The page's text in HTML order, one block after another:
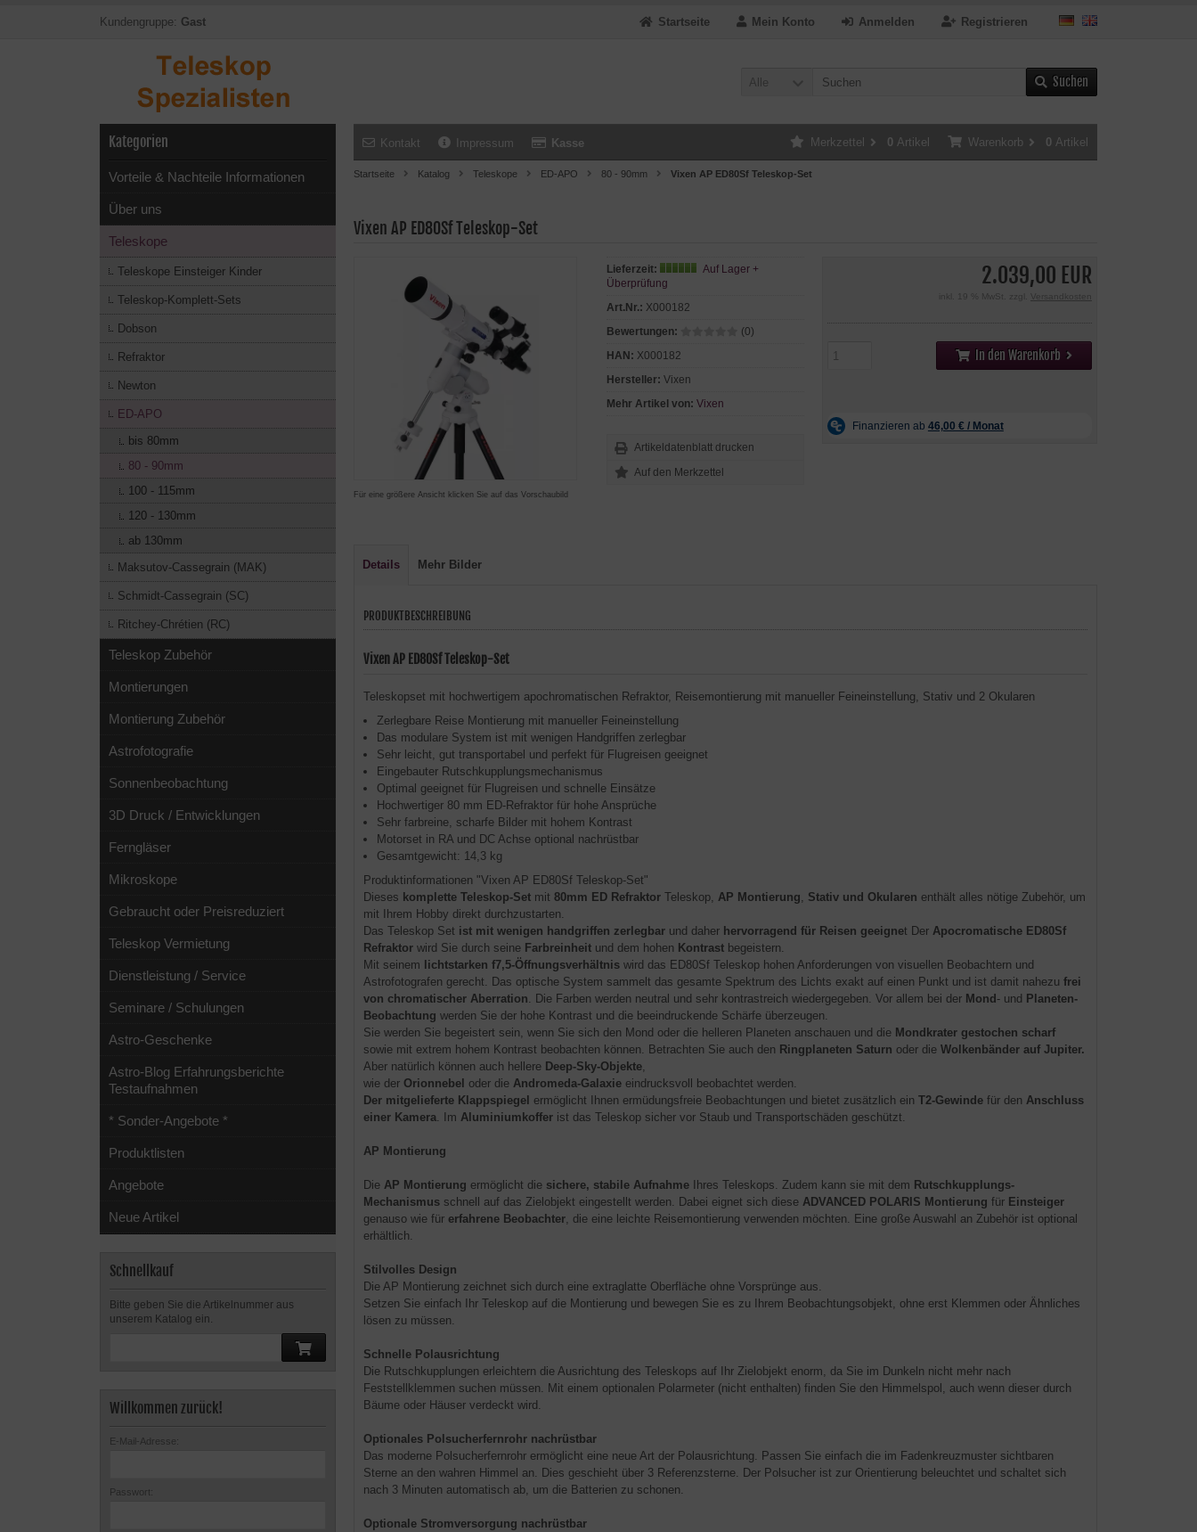
Kundengruppe: Gast Registrieren
Anmelden
Mein Konto
Startseite
Alle Suchen
Kontakt Impressum Kasse Warenkorb 0 Artikel
Merkzettel 0 Artikel
Startseite Katalog Teleskope ED-APO 80 - 90mm Vixen AP ED80Sf Teleskop-Set
Vixen AP ED80Sf Teleskop-Set
Für eine größere Ansicht klicken Sie auf das Vorschaubild
2.039,00 EUR
inkl. 19 % MwSt. zzgl. Versandkosten
In den Warenkorb
Lieferzeit:
Auf Lager +
Überprüfung
Art.Nr.: X000182
Bewertungen:
(0)
HAN: X000182
Hersteller: Vixen
Mehr Artikel von: Vixen
Artikeldatenblatt drucken
Details Mehr Bilder
PRODUKTBESCHREIBUNG
Vixen AP ED80Sf Teleskop-Set
Teleskopset mit hochwertigem apochromatischen Refraktor, Reisemontierung mit manueller Feineinstellung, Stativ und 2 Okularen
Zerlegbare Reise Montierung mit manueller Feineinstellung
Das modulare System ist mit wenigen Handgriffen zerlegbar
Sehr leicht, gut transportabel und perfekt für Flugreisen geeignet
Eingebauter Rutschkupplungsmechanismus
Optimal geeignet für Flugreisen und schnelle Einsätze
Hochwertiger 80 mm ED-Refraktor für hohe Ansprüche
Sehr farbreine, scharfe Bilder mit hohem Kontrast
Motorset in RA und DC Achse optional nachrüstbar
Gesamtgewicht: 14,3 kg
Produktinformationen "Vixen AP ED80Sf Teleskop-Set"
Dieses komplette Teleskop-Set mit 80mm ED Refraktor Teleskop, AP Montierung Stativ und Okularen enthält alles nötige Zubehör, um
mit Ihrem Hobby direkt durchzustarten.
Das Teleskop Set ist mit wenigen handgriffen zerlegbar und daher hervorragend für Reisen geeignet Der Apocromatische ED80Sf
Refraktor wird Sie durch seine Farbreinheit und dem hohen Kontrast begeistern.
Mit seinem lichtstarken f7,5-Öffnungsverhältnis wird das ED80Sf Teleskop hohen Anforderungen von visuellen Beobachtern und
Astrofotografen gerecht. Das optische System sammelt das gesamte Spektrum des Lichts exakt auf einen Punkt und ist damit nahezu frei
von chromatischer Aberration . Die Farben werden neutral und sehr kontrastreich wiedergegeben. Vor allem bei der Mond- und Planeten-
Beobachtung werden Sie der hohe Kontrast und die beeindruckende Schärfe überzeugen.
Sie werden Sie begeistert sein, wenn Sie sich den Mond oder die helleren Planeten anschauen und die Mondkrater gestochen scharf
sowie mit extrem hohem Kontrast beobachten können. Betrachten Sie auch den Ringplaneten Saturn oder die Wolkenbänder auf Jupiter.
Aber natürlich können auch hellere Deep-Sky-Objekte
wie der Orionnebel oder die Andromeda-Galaxie eindrucksvoll beobachtet werden.
Der mitgelieferte Klappspiegel ermöglicht Ihnen ermüdungsfreie Beobachtungen und bietet zusätzlich ein T2-Gewinde für den Anschluss
einer Kamera . Im Aluminiumkoffer ist das Teleskop sicher vor Staub und Transportschäden geschützt.
AP Montierung
Die AP Montierung ermöglicht die sichere, stabile Aufnahme Ihres Teleskops. Zudem kann sie mit dem Rutschkupplungs-
Mechanismus schnell auf das Zielobjekt eingestellt werden. Dabei eignet sich diese ADVANCED POLARIS Montierung für Einsteiger
genauso wie für erfahrene Beobachter , die eine leichte Reisemontierung verwenden möchten. Eine große Auswahl an Zubehör ist optional
erhältlich.
Stilvolles Design
Die AP Montierung zeichnet sich durch eine extraglatte Oberfläche ohne Vorsprünge aus.
Setzen Sie einfach Ihr Teleskop auf die Montierung und bewegen Sie es zu Ihrem Beobachtungsobjekt, ohne erst Klemmen oder Ähnliches
lösen zu müssen.
Schnelle Polausrichtung
Die Rutschkupplungen erleichtern die Ausrichtung des Teleskops auf Ihr Zielobjekt enorm, da Sie im Dunkeln nicht mehr nach
Feststellklemmen suchen müssen. Mit einem optionalen Polarmeter (nicht enthalten) finden Sie den Himmelspol, auch wenn dieser durch
Bäume oder Häuser verdeckt wird.
Optionales Polsucherfernrohr nachrüstbar
Das moderne Polsucherfernrohr ermöglicht eine neue Art der Polausrichtung. Passen Sie einfach die im Fadenkreuzmuster sichtbaren
Sterne an den wahren Himmel an. Dies geschieht über 3 Referenzsterne. Der Polsucher ist zur Orientierung beleuchtet und schaltet sich
nach 3 Minuten automatisch ab, um die Batterien zu schonen.
Optionale Stromversorgung nachrüstbar
Kategorien
Vorteile & Nachteile Informationen
Über uns
Teleskope
Teleskope Einsteiger Kinder
Teleskop-Komplett-Sets
Dobson
Refraktor
Newton
ED-APO
bis 80mm
80 - 90mm
100 - 115mm
120 - 130mm
ab 130mm
Maksutov-Cassegrain (MAK)
Schmidt-Cassegrain (SC)
Ritchey-Chrétien (RC)
Teleskop Zubehör
Montierungen
Montierung Zubehör
Astrofotografie
Sonnenbeobachtung
3D Druck / Entwicklungen
Ferngläser
Mikroskope
Gebraucht oder Preisreduziert
Teleskop Vermietung
Dienstleistung / Service
Seminare / Schulungen
Astro-Geschenke
Astro-Blog Erfahrungsberichte
Testaufnahmen
* Sonder-Angebote *
Produktlisten
Angebote
Neue Artikel
Schnellkauf
Bitte geben Sie die Artikelnummer aus
unserem Katalog ein.
Willkommen zurück!
E-Mail-Adresse:
Passwort: